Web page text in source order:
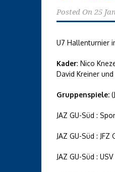
Posted On 25
U7 Hallenturnier
Kader: Nico
David Kreiner
Gruppenspiele:
JAZ GU-Süd :
JAZ GU-Süd : JFZ
JAZ GU-Süd :